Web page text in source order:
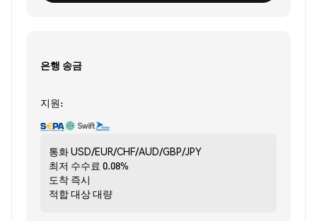
은행 송금
지원:
통화USD/EUR/CHF/AUD/GBP/JPY
최저 수수료 0.08%
도착 즉시
적합 대상대량